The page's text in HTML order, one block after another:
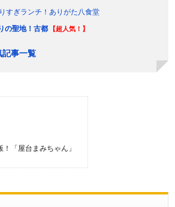
すぎランチ！ありがた八食堂
の聖地！古都
【超人気！】
記事一覧
「屋台まみちゃん」